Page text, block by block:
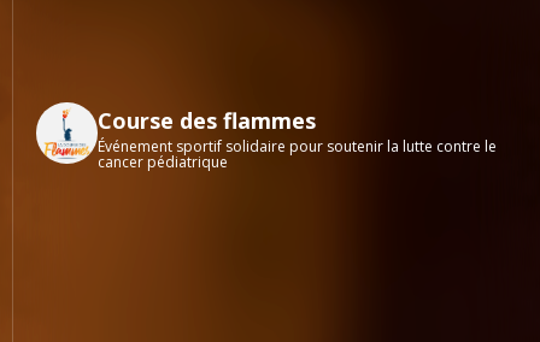
Course des flammes
Événement sportif solidaire pour soutenir la lutte contre le
cancer pédiatrique